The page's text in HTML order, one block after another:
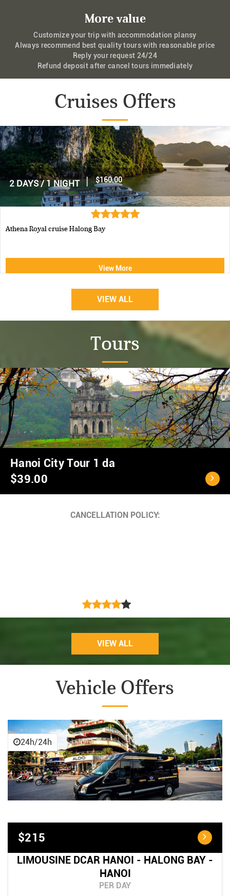
More value
Customize your trip with accommodation plansy
Always recommend best quality tours with reasonable price
Reply your request 24/24
Refund deposit after cancel tours immediately
Cruises Offers
1 DAY | $70.00
Luxury Halong Sen Day Cruise
View More
VIEW ALL
Tours
Ho Chi Minh City - C
$40.00
Cancellation Policy
VIEW ALL
Vehicle Offers
24h/24h
$215
LIMOUSINE DCAR HANOI - HALONG BAY -
HANOI
PER DAY